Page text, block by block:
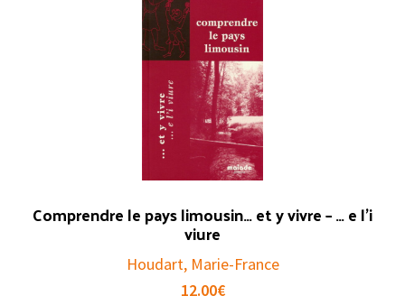
Comprendre le pays limousin… et y vivre – … e l’i
viure
Houdart, Marie-France
12.00€